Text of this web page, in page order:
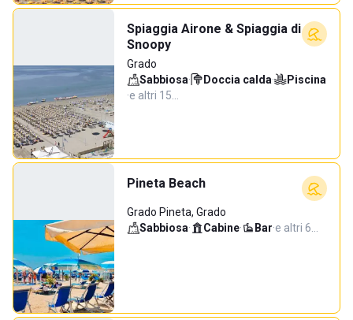
Spiaggia Airone & Spiaggia di
Snoopy
Grado
Sabbiosa· Doccia calda·
Piscina
·e altri 15…
Pineta Beach
Grado Pineta, Grado
Sabbiosa· Cabine· Bar·e altri 6…